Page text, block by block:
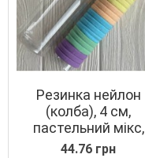
Резинка нейлон
(колба), 4 см,
пастельний мікс,
упаковка 20 шт.
44.76 грн